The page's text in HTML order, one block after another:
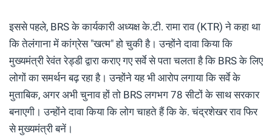
इससे पहले, BRS के कार्यकारी अध्यक्ष के.टी. रामा राव (KTR) ने कहा था
कि तेलंगाना में कांग्रेस "खत्म" हो चुकी है। उन्होंने दावा किया कि
मुख्यमंत्री रेवंत रेड्डी द्वारा कराए गए सर्वे से पता चलता है कि BRS के लिए
लोगों का समर्थन बढ़ रहा है। उन्होंने यह भी आरोप लगाया कि सर्वे के
मुताबिक, अगर अभी चुनाव हों तो BRS लगभग 78 सीटों के साथ सरकार
बनाएगी। उन्होंने दावा किया कि लोग चाहते हैं कि के. चंद्रशेखर राव फिर
से मुख्यमंत्री बनें।